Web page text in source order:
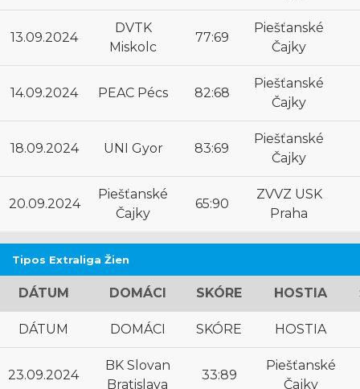
13.09.2024
DVTK
Miskolc
77:69
Piešťanské
Čajky
14.09.2024 PEAC Pécs 82:68
Piešťanské
Čajky
18.09.2024 UNI Gyor 83:69
Piešťanské
Čajky
20.09.2024
Piešťanské
Čajky
65:90
ZVVZ USK
Praha
Tipos Extraliga Žien
DÁTUM DOMÁCI SKÓRE HOSTIA
DÁTUM DOMÁCI SKÓRE HOSTIA
23.09.2024
BK Slovan
Bratislava
33:89
Piešťanské
Čajky